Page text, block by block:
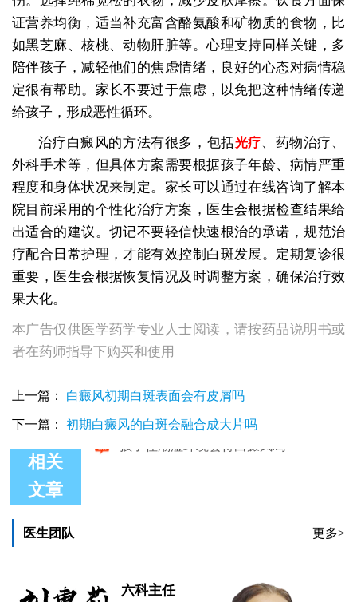
证营养均衡，适当补充富含酪氨酸和矿物质的食物，比
如黑芝麻、核桃、动物肝脏等。心理支持同样关键，多
陪伴孩子，减轻他们的焦虑情绪，良好的心态对病情稳
定很有帮助。家长不要过于焦虑，以免把这种情绪传递
给孩子，形成恶性循环。
治疗白癜风的方法有很多，包括光疗、药物治疗、
外科手术等，但具体方案需要根据孩子年龄、病情严重
程度和身体状况来制定。家长可以通过在线咨询了解本
院目前采用的个性化治疗方案，医生会根据检查结果给
出适合的建议。切记不要轻信快速根治的承诺，规范治
疗配合日常护理，才能有效控制白斑发展。定期复诊很
重要，医生会根据恢复情况及时调整方案，确保治疗效
果大化。
本广告仅供医学药学专业人士阅读，请按药品说明书或
者在药师指导下购买和使用
上一篇： 白癜风初期白斑表面会有皮屑吗
下一篇： 初期白癜风的白斑会融合成大片吗
相关
文章
医生团队 更多>
六科主任